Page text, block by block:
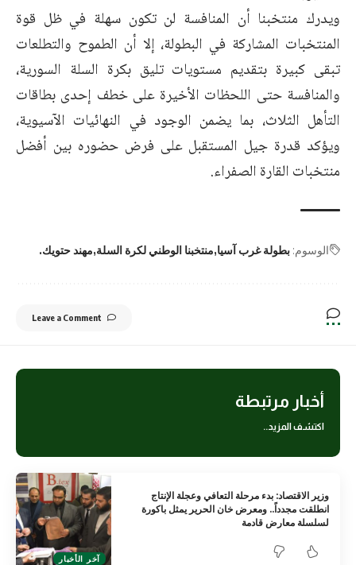
ويدرك منتخبنا أن المنافسة لن تكون سهلة في ظل قوة
المنتخبات المشاركة في البطولة، إلا أن الطموح والتطلعات
تبقى كبيرة بتقديم مستويات تليق بكرة السلة السورية،
والمنافسة حتى اللحظات الأخيرة على خطف إحدى بطاقات
التأهل الثلاث، بما يضمن الوجود في النهائيات الآسيوية،
ويؤكد قدرة جيل المستقبل على فرض حضوره بين أفضل
منتخبات القارة الصفراء.
الوسوم: بطولة غرب آسيا منتخبنا الوطني لكرة السلة مهند حتويك.
Leave a Comment
أخبار مرتبطة
اكتشف المزيد..
آخر الأخبار
وزير الاقتصاد: بدء مرحلة التعافي وعجلة الإنتاج
انطلقت مجدداً.. ومعرض خان الحرير يمثل باكورة
لسلسلة معارض قادمة